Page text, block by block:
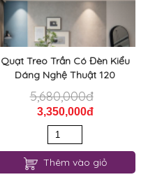
Quạt Treo Trần Có Đèn Kiểu
Dáng Nghệ Thuật 120
5,680,000đ
3,350,000đ
Thêm vào giỏ